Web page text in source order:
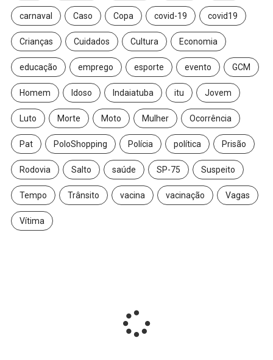
carnaval Caso Copa covid-19 covid19
Crianças Cuidados Cultura Economia
educação emprego esporte evento GCM
Homem Idoso Indaiatuba itu Jovem
Luto Morte Moto Mulher Ocorrência
Pat PoloShopping Polícia política Prisão
Rodovia Salto saúde SP-75 Suspeito
Tempo Trânsito vacina vacinação Vagas
Vítima